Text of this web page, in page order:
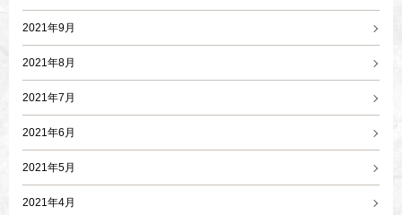
2021年9月
2021年8月
2021年7月
2021年6月
2021年5月
2021年4月